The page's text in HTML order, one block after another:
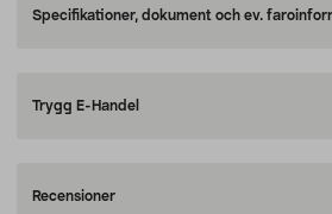
Specifikationer, dokument och ev.
Trygg E-Handel
Recensioner